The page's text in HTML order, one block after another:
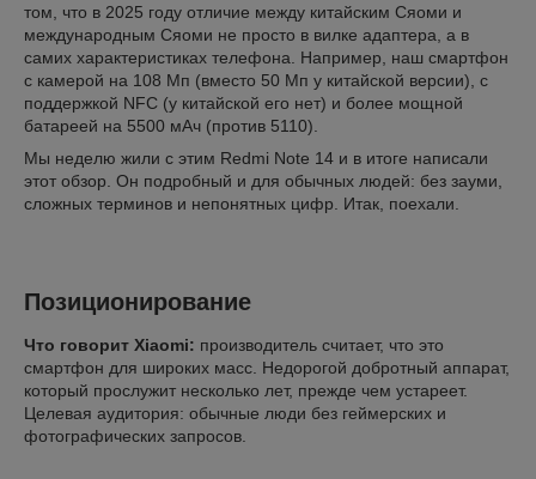
том, что в 2025 году отличие между китайским Сяоми и
международным Сяоми не просто в вилке адаптера, а в
самих характеристиках телефона. Например, наш смартфон
с камерой на 108 Мп (вместо 50 Мп у китайской версии), с
поддержкой NFC (у китайской его нет) и более мощной
батареей на 5500 мАч (против 5110).
Мы неделю жили с этим Redmi Note 14 и в итоге написали
этот обзор. Он подробный и для обычных людей: без зауми,
сложных терминов и непонятных цифр. Итак, поехали.
Позиционирование
Что говорит Xiaomi: производитель считает, что это
смартфон для широких масс. Недорогой добротный аппарат,
который прослужит несколько лет, прежде чем устареет.
Целевая аудитория: обычные люди без геймерских и
фотографических запросов.